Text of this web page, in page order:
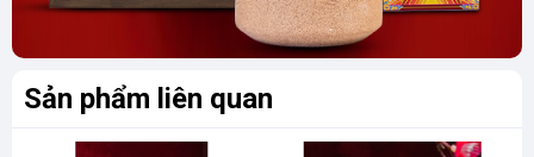
Sản phẩm liên quan